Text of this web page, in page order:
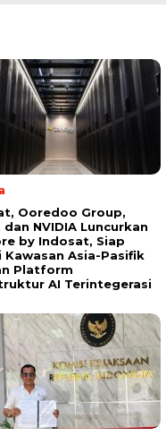
Ooredoo Group,
dan NVIDIA Luncurkan
by Indosat, Siap
Kawasan Asia-Pasifik
Platform
AI Terintegerasi